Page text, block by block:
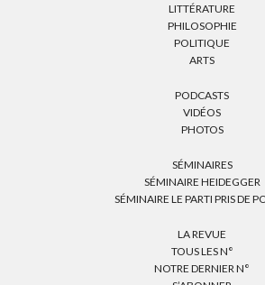
LITTÉRATURE
PHILOSOPHIE
POLITIQUE
ARTS
PODCASTS
VIDÉOS
PHOTOS
SÉMINAIRES
SÉMINAIRE HEIDEGGER
SÉMINAIRE LE PARTI PRIS DE
LA REVUE
TOUS LES N°
NOTRE DERNIER N°